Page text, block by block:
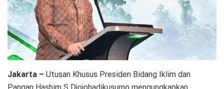
Jakarta – Utusan Khusus Presiden Bidang Iklim dan